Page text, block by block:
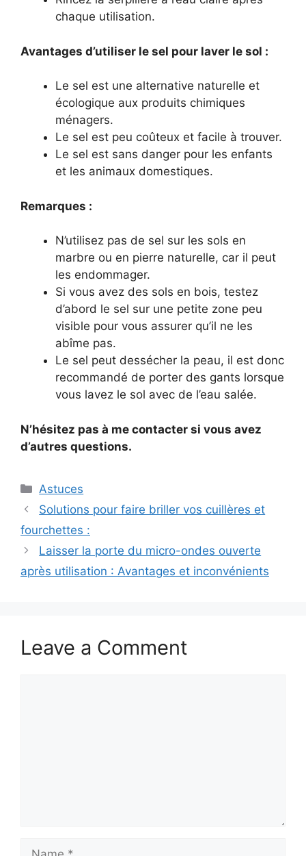
chaque utilisation.
Avantages d’utiliser le sel pour laver le sol :
Le sel est une alternative naturelle et
écologique aux produits chimiques
ménagers.
Le sel est peu coûteux et facile à trouver.
Le sel est sans danger pour les enfants
et les animaux domestiques.
Remarques :
N’utilisez pas de sel sur les sols en
marbre ou en pierre naturelle, car il peut
les endommager.
Si vous avez des sols en bois, testez
d’abord le sel sur une petite zone peu
visible pour vous assurer qu’il ne les
abîme pas.
Le sel peut dessécher la peau, il est donc
recommandé de porter des gants lorsque
vous lavez le sol avec de l’eau salée.
N’hésitez pas à me contacter si vous avez
d’autres questions.
Categories
Astuces
Solutions pour faire briller vos cuillères et
fourchettes :
Laisser la porte du micro-ondes ouverte
après utilisation : Avantages et inconvénients
Leave a Comment